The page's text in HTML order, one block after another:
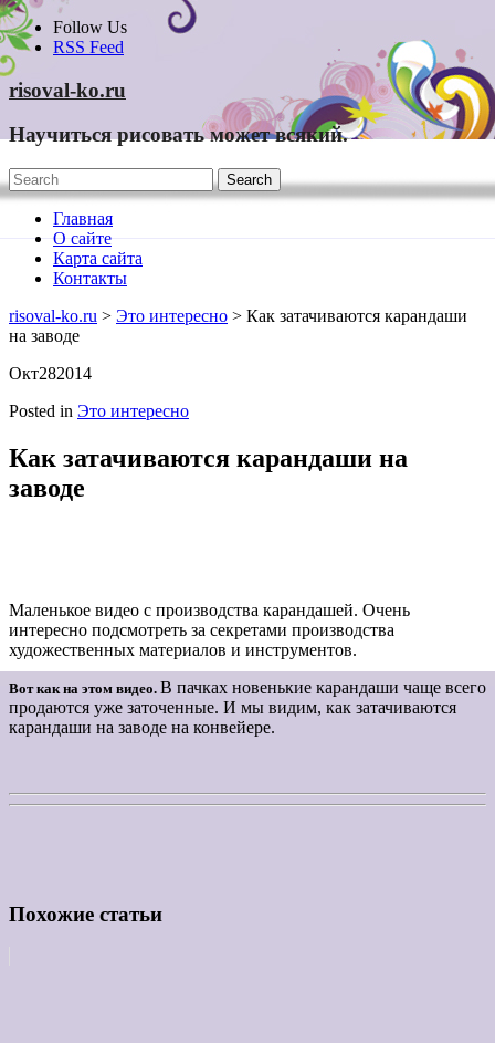
Skip
to
content
Follow Us
RSS Feed
risoval-ko.ru
Научиться рисовать может всякий.
Главная
О сайте
Карта сайта
Контакты
risoval-ko.ru > Это интересно > Как затачиваются карандаши
на заводе
Окт282014
Posted in Это интересно
Как затачиваются карандаши на
заводе
Маленькое видео с производства карандашей. Очень
интересно подсмотреть за секретами производства
художественных материалов и инструментов.
Вот как на этом видео. В пачках новенькие карандаши чаще всего
продаются уже заточенные. И мы видим, как затачиваются
карандаши на заводе на конвейере.
Похожие статьи